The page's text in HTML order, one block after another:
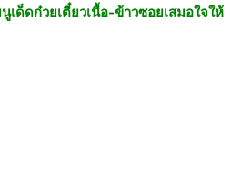
เด็ดก๋วยเตี๋ยวเนื้อ-ข้าวซอยเสมอใจให้